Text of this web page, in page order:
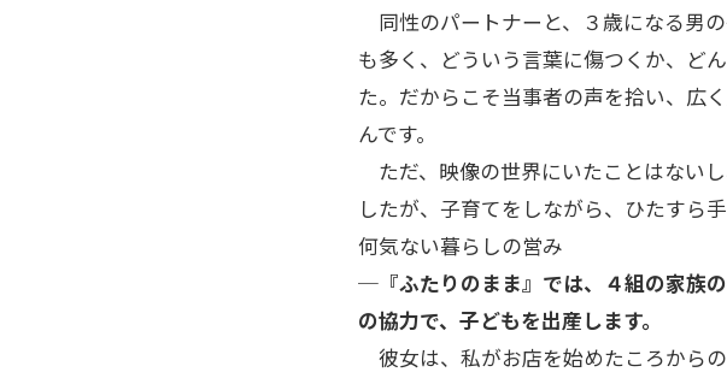
同性のパートナーと、３歳になる男
も多く、どういう言葉に傷つくか、ど
た。だからこそ当事者の声を拾い、広
んです。
ただ、映像の世界にいたことはない
したが、子育てをしながら、ひたすら
何気ない暮らしの営み
─『ふたりのまま』では、４組の家族
の協力で、子どもを出産します。
彼女は、私がお店を始めたころから